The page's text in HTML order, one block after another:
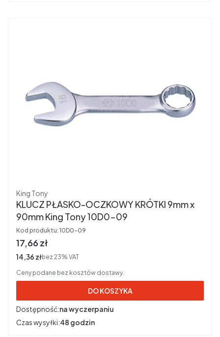
Producent
King Tony
KLUCZ PŁASKO-OCZKOWY KRÓTKI 9mm x
90mm King Tony 10D0-09
Kod produktu: 10D0-09
Cena brutto
17,66 zł
Cena netto
14,36 złbez 23% VAT
Ceny podane bez kosztów dostawy.
DO KOSZYKA
Dostępność:na wyczerpaniu
Czas wysyłki:48 godzin